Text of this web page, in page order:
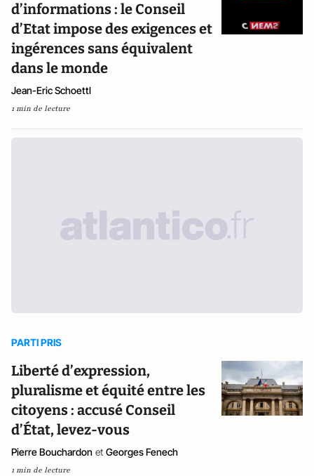
d’informations : le Conseil
d’Etat impose des exigences et
ingérences sans équivalent
dans le monde
Jean-Eric Schoettl
1 min de lecture
PARTI PRIS
Liberté d’expression,
pluralisme et équité entre les
citoyens : accusé Conseil
d’État, levez-vous
Pierre Bouchardon et Georges Fenech
1 min de lecture